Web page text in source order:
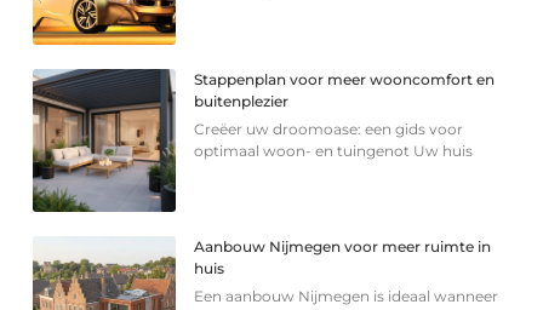
Stappenplan voor meer wooncomfort en
buitenplezier
Creëer uw droomoase: een gids voor
optimaal woon- en tuingenot Uw huis
Aanbouw Nijmegen voor meer ruimte in
huis
Een aanbouw Nijmegen is ideaal wanneer